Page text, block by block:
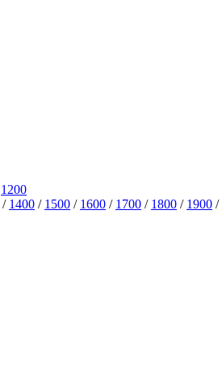
1200
/ 1400 / 1500 / 1600 / 1700 / 1800 / 1900 /